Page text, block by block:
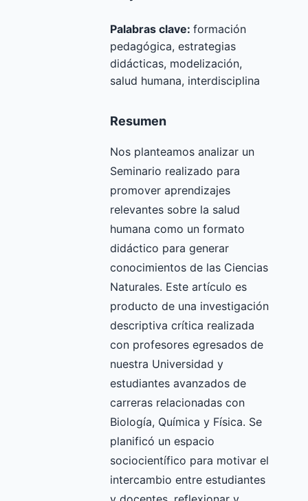
Palabras clave: formación
pedagógica, estrategias
didácticas, modelización,
salud humana, interdisciplina
Resumen
Nos planteamos analizar un
Seminario realizado para
promover aprendizajes
relevantes sobre la salud
humana como un formato
didáctico para generar
conocimientos de las Ciencias
Naturales. Este artículo es
producto de una investigación
descriptiva crítica realizada
con profesores egresados de
nuestra Universidad y
estudiantes avanzados de
carreras relacionadas con
Biología, Química y Física. Se
planificó un espacio
sociocientífico para motivar el
intercambio entre estudiantes